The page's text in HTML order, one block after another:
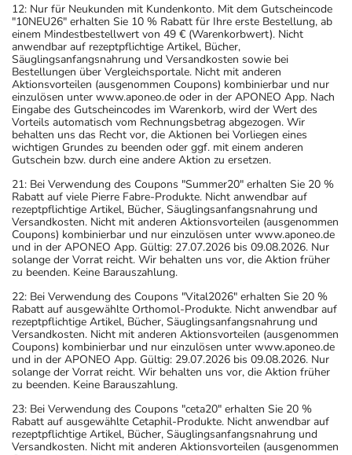
12: Nur für Neukunden mit Kundenkonto. Mit dem Gutscheincode
"10NEU26" erhalten Sie 10 % Rabatt für Ihre erste Bestellung, ab
einem Mindestbestellwert von 49 € (Warenkorbwert). Nicht
anwendbar auf rezeptpflichtige Artikel, Bücher,
Säuglingsanfangsnahrung und Versandkosten sowie bei
Bestellungen über Vergleichsportale. Nicht mit anderen
Aktionsvorteilen (ausgenommen Coupons) kombinierbar und nur
einzulösen unter www.aponeo.de oder in der APONEO App. Nach
Eingabe des Gutscheincodes im Warenkorb, wird der Wert des
Vorteils automatisch vom Rechnungsbetrag abgezogen. Wir
behalten uns das Recht vor, die Aktionen bei Vorliegen eines
wichtigen Grundes zu beenden oder ggf. mit einem anderen
Gutschein bzw. durch eine andere Aktion zu ersetzen.
21: Bei Verwendung des Coupons "Summer20" erhalten Sie 20 %
Rabatt auf viele Pierre Fabre-Produkte. Nicht anwendbar auf
rezeptpflichtige Artikel, Bücher, Säuglingsanfangsnahrung und
Versandkosten. Nicht mit anderen Aktionsvorteilen (ausgenommen
Coupons) kombinierbar und nur einzulösen unter www.aponeo.de
und in der APONEO App. Gültig: 27.07.2026 bis 09.08.2026. Nur
solange der Vorrat reicht. Wir behalten uns vor, die Aktion früher
zu beenden. Keine Barauszahlung.
22: Bei Verwendung des Coupons "Vital2026" erhalten Sie 20 %
Rabatt auf ausgewählte Orthomol-Produkte. Nicht anwendbar auf
rezeptpflichtige Artikel, Bücher, Säuglingsanfangsnahrung und
Versandkosten. Nicht mit anderen Aktionsvorteilen (ausgenommen
Coupons) kombinierbar und nur einzulösen unter www.aponeo.de
und in der APONEO App. Gültig: 29.07.2026 bis 09.08.2026. Nur
solange der Vorrat reicht. Wir behalten uns vor, die Aktion früher
zu beenden. Keine Barauszahlung.
23: Bei Verwendung des Coupons "ceta20" erhalten Sie 20 %
Rabatt auf ausgewählte Cetaphil-Produkte. Nicht anwendbar auf
rezeptpflichtige Artikel, Bücher, Säuglingsanfangsnahrung und
Versandkosten. Nicht mit anderen Aktionsvorteilen (ausgenommen